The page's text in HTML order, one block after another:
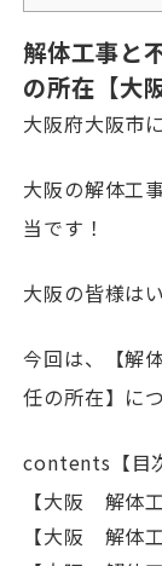
解体工事と
の所在【大
大阪府大阪市
大阪の解体工
当です！
大阪の皆様は
今回は、【解
任の所在】に
contents【目
【大阪 解体
【大阪 解体